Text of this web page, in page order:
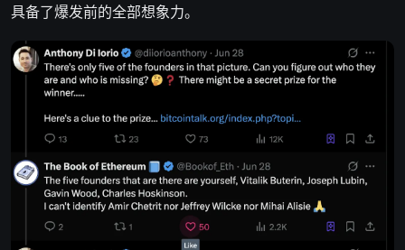
具备了爆发前的全部想象力。